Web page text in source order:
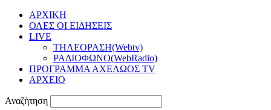
ΑΡΧΙΚΗ
ΟΛΕΣ ΟΙ ΕΙΔΗΣΕΙΣ
LIVE
ΤΗΛΕΟΡΑΣΗ(Webtv)
ΡΑΔΙΟΦΩΝΟ(WebRadio)
ΠΡΟΓΡΑΜΜΑ ΑΧΕΛΩΟΣ TV
ΑΡΧΕΙΟ
Αναζήτηση